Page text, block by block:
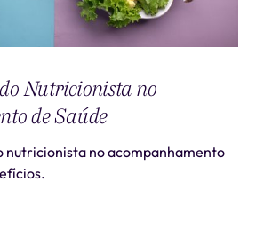
Nutricionista no
de Saúde
nutricionista no acompanhamento